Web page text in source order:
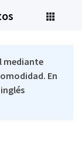
mediante
En